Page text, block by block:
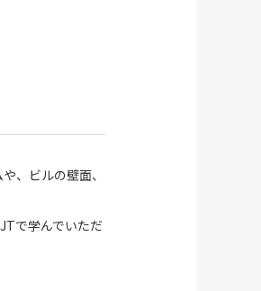
、ビルの壁面、
で学んでいただ